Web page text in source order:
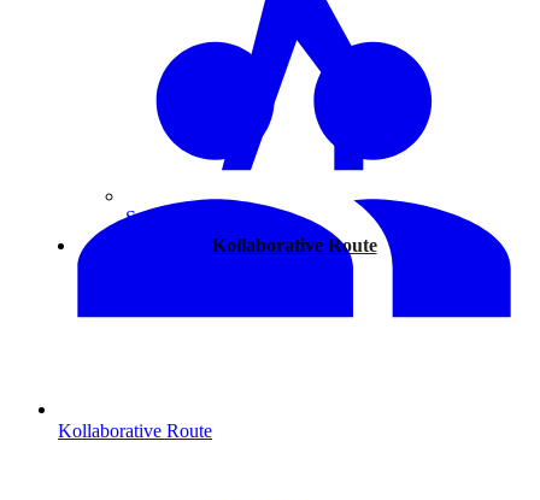
Spazieren
Kollaborative Route
Kollaborative Route